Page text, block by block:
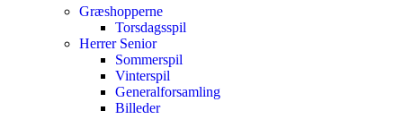
Græshopperne
Torsdagsspil
Herrer Senior
Sommerspil
Vinterspil
Generalforsamling
Billeder